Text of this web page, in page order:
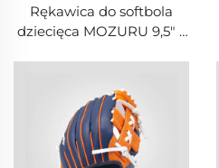
Rękawica do softbola
dziecięca MOZURU 9,5" z